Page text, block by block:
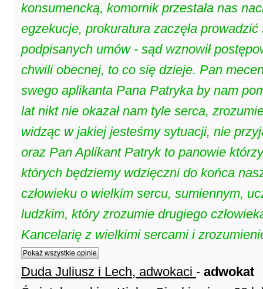
konsumencką, komornik przestała nas
egzekucje, prokuratura zaczęła
podpisanych umów - sąd wznowił
chwili obecnej, to co się dzieje. Pan
swego aplikanta Pana Patryka by nam
lat nikt nie okazał nam tyle serca,
widząc w jakiej jesteśmy sytuacji, nie
oraz Pan Aplikant Patryk to panowie
których będziemy wdzięczni do końca
człowieku o wielkim sercu, sumiennym,
ludzkim, który zrozumie drugiego
Kancelarię z wielkimi sercami i
Pokaż wszystkie opinie
Duda Juliusz i Lech, adwokaci - adwokat